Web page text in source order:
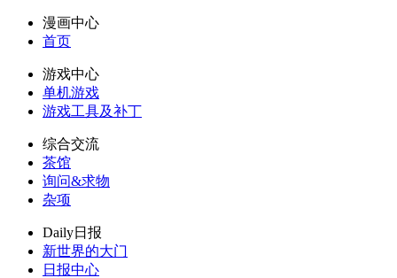
漫画中心
首页
游戏中心
单机游戏
游戏工具及补丁
综合交流
茶馆
询问&求物
杂项
Daily日报
新世界的大门
日报中心